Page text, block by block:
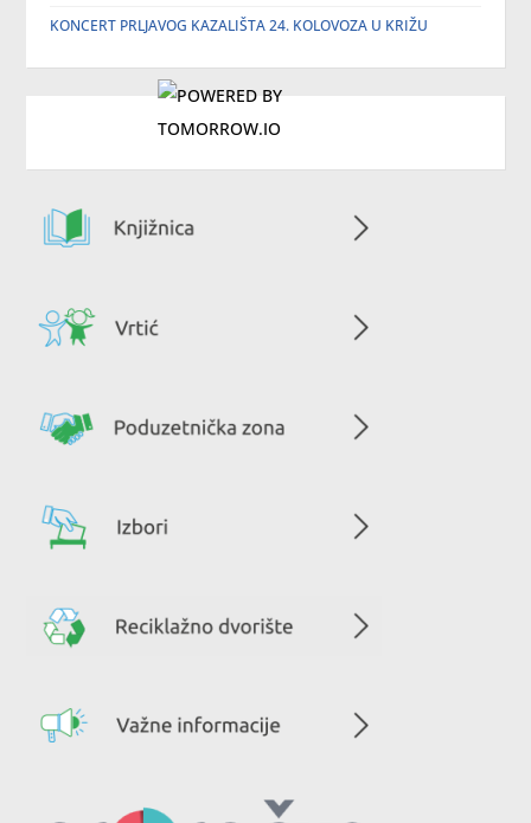
KONCERT PRLJAVOG KAZALIŠTA 24. KOLOVOZA U KRIŽU